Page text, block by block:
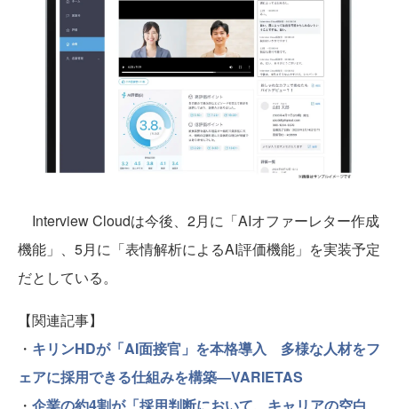
Interview Cloudは今後、2月に「AIオファーレター作成
機能」、5月に「表情解析によるAI評価機能」を実装予定
だとしている。
【関連記事】
・ キリンHDが「AI面接官」を本格導入 多様な人材をフ
ェアに採用できる仕組みを構築—VARIETAS
・ 企業の約4割が「採用判断において、キャリアの空白